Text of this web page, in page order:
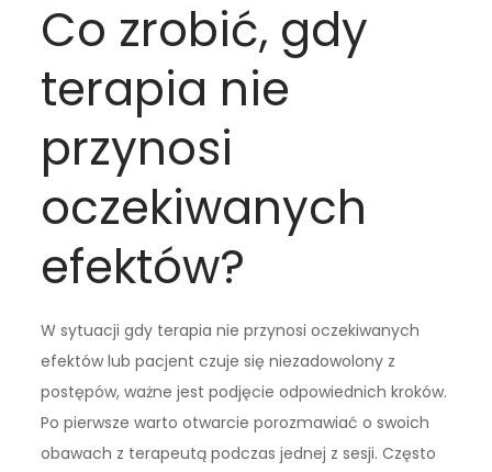
Co zrobić, gdy
terapia nie
przynosi
oczekiwanych
efektów?
W sytuacji gdy terapia nie przynosi oczekiwanych
efektów lub pacjent czuje się niezadowolony z
postępów, ważne jest podjęcie odpowiednich kroków.
Po pierwsze warto otwarcie porozmawiać o swoich
obawach z terapeutą podczas jednej z sesji. Często